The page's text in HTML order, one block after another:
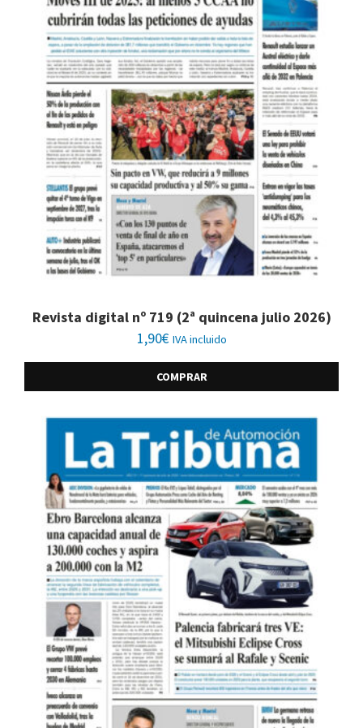
Revista digital nº 719 (2ª quincena julio 2026)
1,90€ IVA incluido
COMPRAR